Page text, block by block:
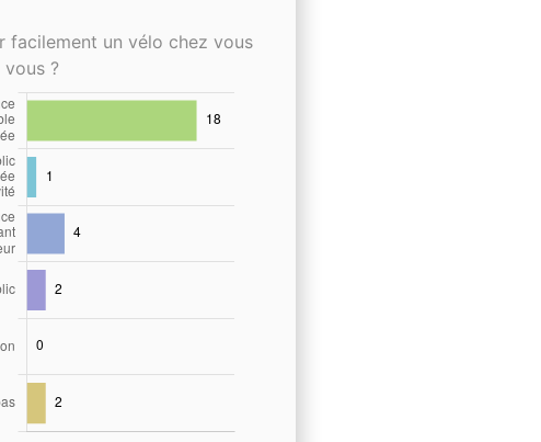
facilement un vélo chez vous
?